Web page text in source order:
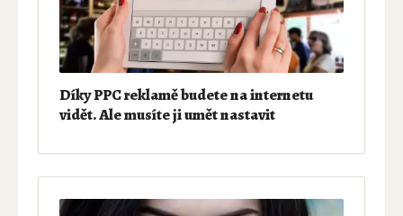
Díky PPC reklamě budete na internetu
vidět. Ale musíte ji umět nastavit